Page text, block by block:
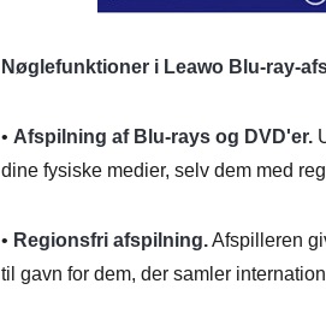
Nøglefunktioner i Leawo Blu-ray-
• Afspilning af Blu-rays og DVD'er.
dine fysiske medier, selv dem med
• Regionsfri afspilning.Afspilleren
til gavn for dem, der samler